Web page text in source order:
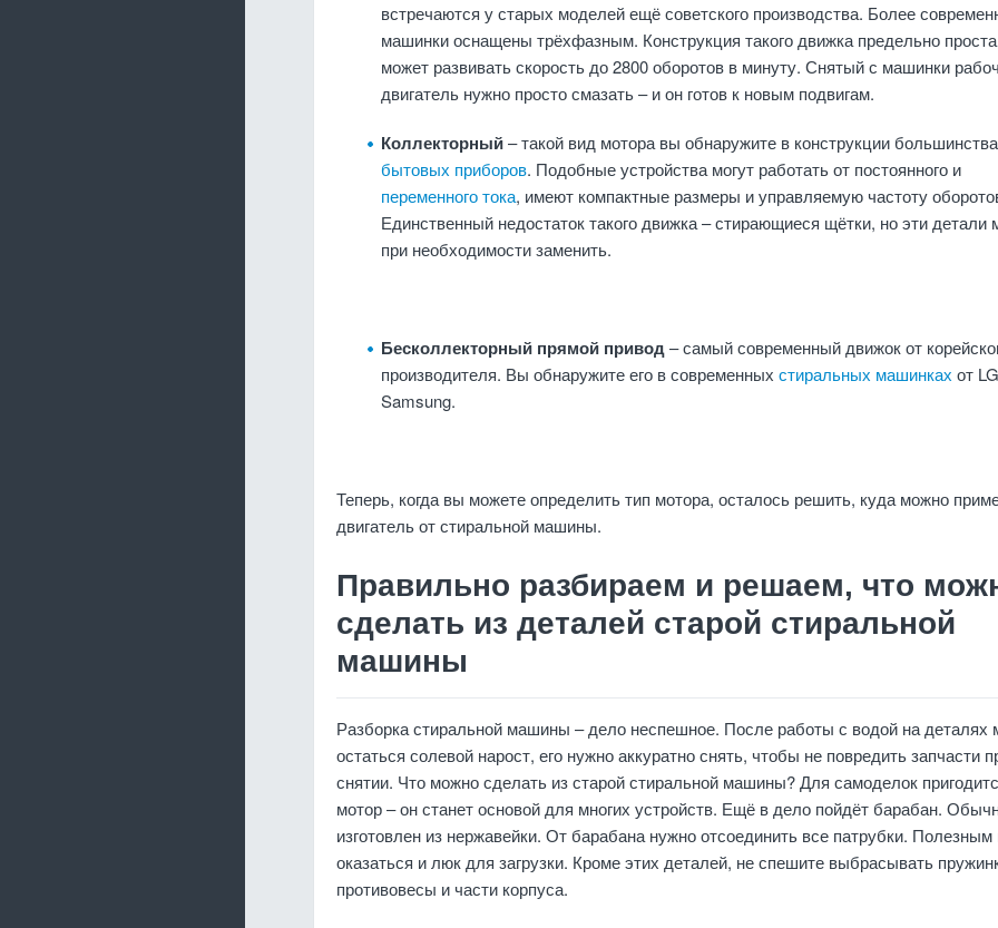
встречаются у старых моделей ещё советского производства. Более
машинки оснащены трёхфазным. Конструкция такого движка предельно
может развивать скорость до 2800 оборотов в минуту. Снятый с машинки
двигатель нужно просто смазать – и он готов к новым подвигам.
Коллекторный– такой вид мотора вы обнаружите в конструкции большинства
бытовых приборов. Подобные устройства могут работать от постоянного и
переменного тока, имеют компактные размеры и управляемую частоту
Единственный недостаток такого движка – стирающиеся щётки, но эти детали
при необходимости заменить.
Бесколлекторный прямой привод– самый современный движок от
производителя. Вы обнаружите его в современных стиральных машинках от
Samsung.
Теперь, когда вы можете определить тип мотора, осталось решить, куда можно
двигатель от стиральной машины.
Правильно разбираем и решаем, что
сделать из деталей старой стиральной
машины
Разборка стиральной машины – дело неспешное. После работы с водой на деталях
остаться солевой нарост, его нужно аккуратно снять, чтобы не повредить запчасти
снятии. Что можно сделать из старой стиральной машины? Для самоделок
мотор – он станет основой для многих устройств. Ещё в дело пойдёт барабан.
изготовлен из нержавейки. От барабана нужно отсоединить все патрубки.
оказаться и люк для загрузки. Кроме этих деталей, не спешите выбрасывать
противовесы и части корпуса.